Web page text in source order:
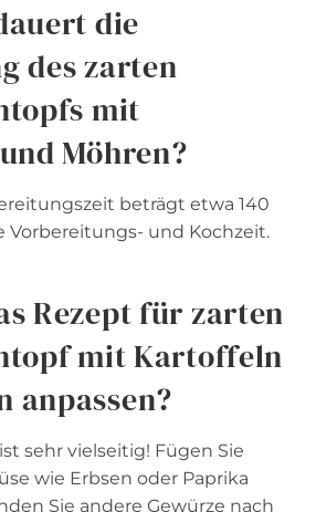
die
des zarten
mit
Möhren?
beträgt etwa 140
Vorbereitungs- und Kochzeit.
Rezept für zarten
mit Kartoffeln
anpassen?
sehr vielseitig! Fügen Sie
wie Erbsen oder Paprika
Sie andere Gewürze nach